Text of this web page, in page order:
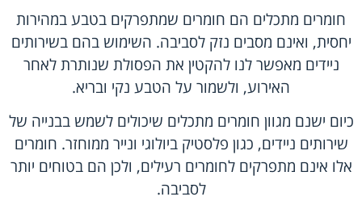
חומרים מתכלים הם חומרים שמתפרקים בטבע במהירות
יחסית, ואינם מסבים נזק לסביבה. השימוש בהם בשירותים
ניידים מאפשר לנו להקטין את הפסולת שנותרת לאחר
האירוע, ולשמור על הטבע נקי ובריא.
כיום ישנם מגוון חומרים מתכלים שיכולים לשמש בבנייה של
שירותים ניידים, כגון פלסטיק ביולוגי ונייר ממוחזר. חומרים
אלו אינם מתפרקים לחומרים רעילים, ולכן הם בטוחים יותר
לסביבה.